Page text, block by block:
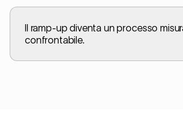
Il ramp-up diventa un processo
confrontabile.